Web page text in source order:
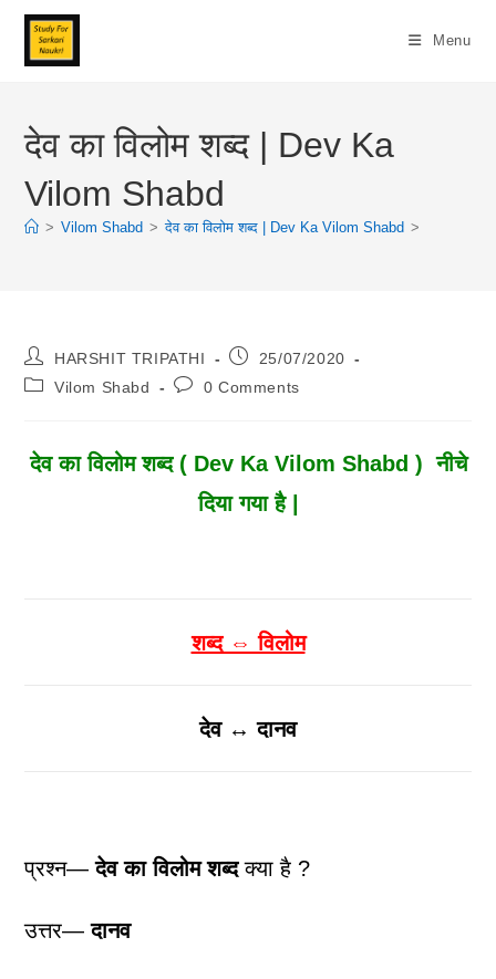
Skip
Content
Menu
देव का विलोम शब्द | Dev Ka
Vilom Shabd
> Vilom Shabd > देव का विलोम शब्द | Dev Ka Vilom Shabd >
Post
Author:
HARSHIT TRIPATHI
Post25/07/2020
PostVilom Shabd
Post0 Comments
देव का विलोम शब्द ( Dev Ka Vilom Shabd ) नीचे
दिया गया है |
शब्द ⇔ विलोम
देव ↔ दानव
प्रश्न—देवका विलोम शब्दक्या है ?
उत्तर— दानव